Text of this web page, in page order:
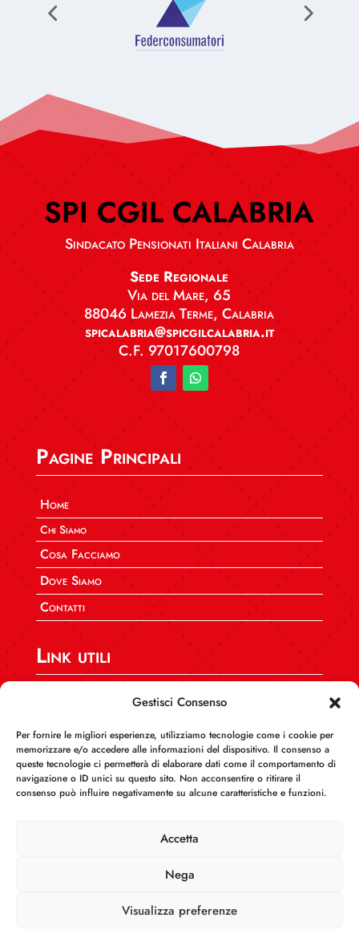
Gestisci Consenso
Per fornire le migliori esperienze, utilizziamo tecnologie come i cookie per
memorizzare e/o accedere alle informazioni del dispositivo. Il consenso a
queste tecnologie ci permetterà di elaborare dati come il comportamento di
navigazione o ID unici su questo sito. Non acconsentire o ritirare il
consenso può influire negativamente su alcune caratteristiche e funzioni.
Accetta
Nega
Visualizza preferenze
SPI CGIL CALABRIA
Sindacato Pensionati Italiani Calabria
Sede Regionale
Via del Mare, 65
88046 Lamezia Terme, Calabria
spicalabria@spicgilcalabria.it
C.F. 97017600798
Pagine Principali
Home
Chi Siamo
Cosa Facciamo
Dove Siamo
Contatti
Link utili
SPI CGIL Nazionale
CGIL Calabria
INCA Calabria
AUSER Calabria
Informativa sul trattamento dei dati